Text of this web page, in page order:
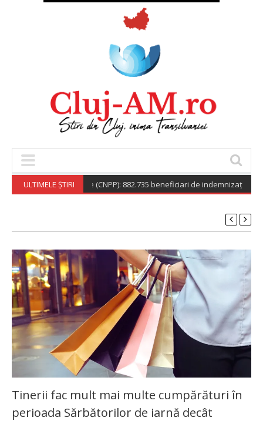
ULTIMELE ȘTIRI
de Pensii Publice (CNPP): 882.735 beneficiari de indemnizație socială
Tinerii fac mult mai multe cumpărături în
perioada Sărbătorilor de iarnă decât